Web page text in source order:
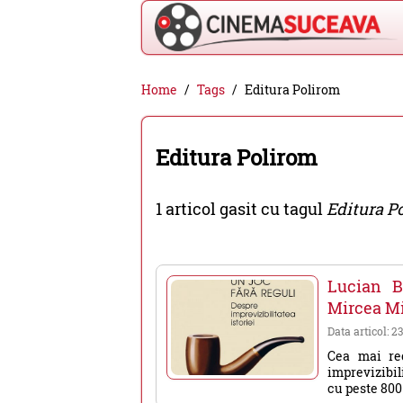
Cinema
Suceava
-
filme
cinema,
evenimente
Suceava
Home Tags Editura Polirom
Editura Polirom
1 articol gasit cu tagulEditura
Lucian
Mircea
Data articol:
Cea mai
cu peste